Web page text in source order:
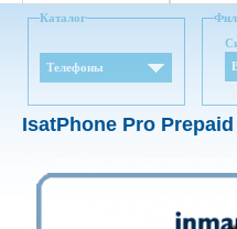
Каталог
Телефоны
IsatPhone Pro